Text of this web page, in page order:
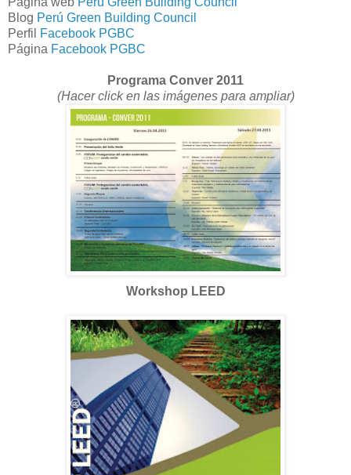
Blog Perú Green Building Council
Perfil
Facebook PGBC
Página Facebook PGBC
Programa Conver 2011
(Hacer click en las imágenes para ampliar)
Workshop LEED